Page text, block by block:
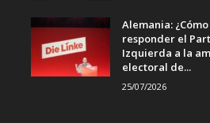
Alemania:
responder el
Izquierda a la
electoral de...
25/07/2026